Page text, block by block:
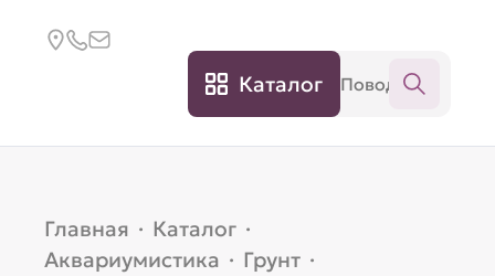
Каталог
Главная · Каталог ·
Аквариумистика · Грунт ·